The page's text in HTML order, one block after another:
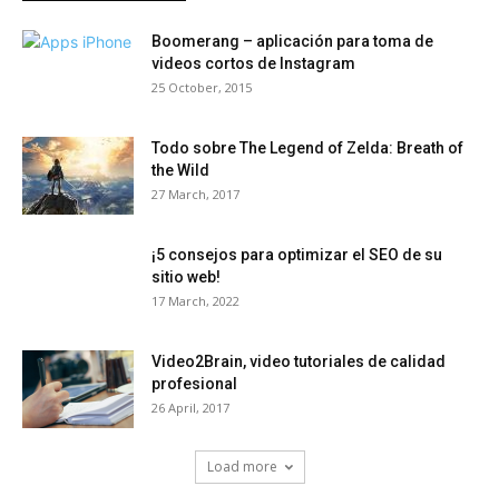
Boomerang – aplicación para toma de
videos cortos de Instagram
25 October, 2015
Todo sobre The Legend of Zelda: Breath of
the Wild
27 March, 2017
¡5 consejos para optimizar el SEO de su
sitio web!
17 March, 2022
Video2Brain, video tutoriales de calidad
profesional
26 April, 2017
Load more